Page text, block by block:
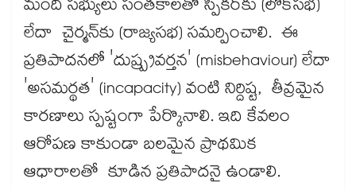
మంది సభ్యులు సంతకాలతో స్పీకర్‌‌‌‌‌‌‌‌‌‌‌‌‌‌‌‌కు (లోక్‌‌‌‌‌‌‌‌‌‌‌‌‌‌‌‌సభ)
లేదా చైర్మన్‌‌‌‌‌‌‌‌‌‌‌‌‌‌‌‌కు (రాజ్యసభ) సమర్పించాలి. ఈ
ప్రతిపాదనలో 'దుష్ప్రవర్తన' (misbehaviour) లేదా
'అసమర్థత' (incapacity) వంటి నిర్దిష్ట, తీవ్రమైన
కారణాలు స్పష్టంగా పేర్కొనాలి. ఇది కేవలం
ఆరోపణ కాకుండా బలమైన ప్రాథమిక
ఆధారాలతో కూడిన ప్రతిపాదనై ఉండాలి.